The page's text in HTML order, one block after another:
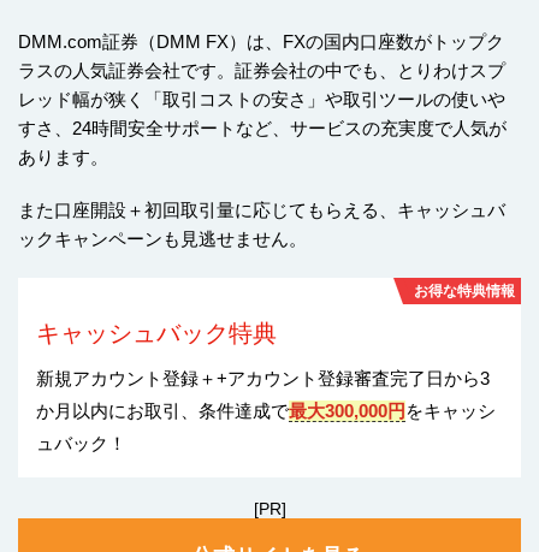
DMM.com証券（DMM FX）は、FXの国内口座数がトップク
ラスの人気証券会社です。証券会社の中でも、とりわけスプ
レッド幅が狭く「取引コストの安さ」や取引ツールの使いや
すさ、24時間安全サポートなど、サービスの充実度で人気が
あります。
また口座開設＋初回取引量に応じてもらえる、キャッシュバ
ックキャンペーンも見逃せません。
お得な特典情報
キャッシュバック特典
新規アカウント登録＋+アカウント登録審査完了日から3
か月以内にお取引、条件達成で最大300,000円 をキャッシ
ュバック！
[PR]